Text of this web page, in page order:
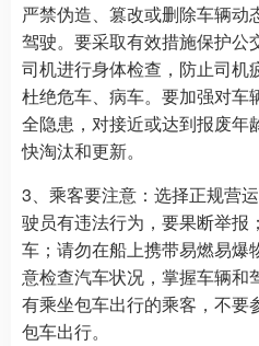
严禁伪造、篡改或删除车辆动
驾驶。要采取有效措施保护公
司机进行身体检查，防止司机
杜绝危车、病车。要加强对车
全隐患，对接近或达到报废年
快淘汰和更新。
3、乘客要注意：选择正规营
驶员有违法行为，要果断举报
车；请勿在船上携带易燃易爆
意检查汽车状况，掌握车辆和
有乘坐包车出行的乘客，不要
包车出行。